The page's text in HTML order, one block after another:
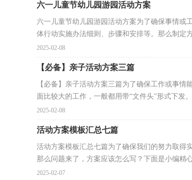
六一儿童节幼儿园游园活动方案
六一儿童节幼儿园游园活动方案为了确保事情或
体行动实施办法细则、步骤和安排等。那么制定
2025-02-08
【必备】亲子活动方案三篇
【必备】亲子活动方案三篇为了确保工作或事
面比较大的工作，一般都用带“文件头”形式下发
2025-02-08
活动方案模板汇总七篇
活动方案模板汇总七篇为了确保我们的努力取得
那么问题来了，方案应该怎么写？下面是小编精
2025-02-07